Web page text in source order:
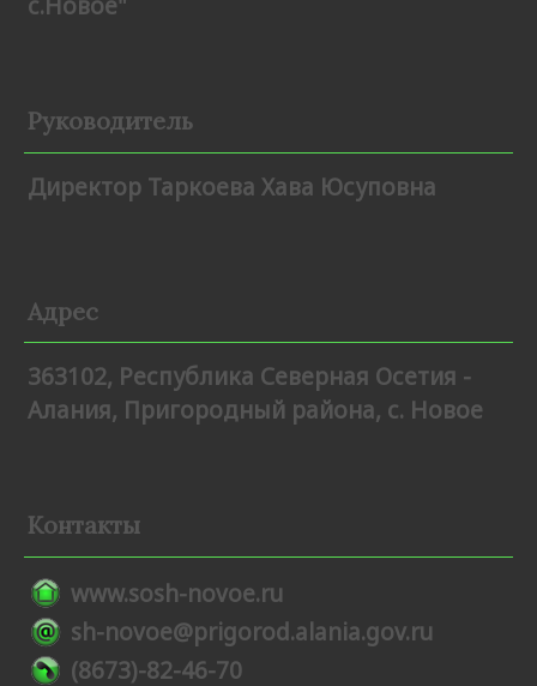
Руководитель
Директор Таркоева Хава Юсуповна
Адрес
363102, Республика Северная Осетия -
Алания, Пригородный района, с. Новое
Контакты
www.sosh-novoe.ru
sh-novoe@prigorod.alania.gov.ru
(8673)-82-46-70